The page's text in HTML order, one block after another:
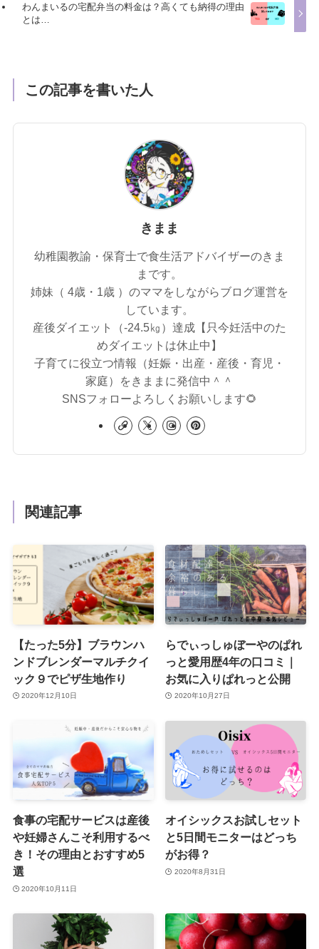
わんまいるの宅配弁当の料金は？高くても納得の理由
とは…
この記事を書いた人
きまま
幼稚園教諭・保育士で食生活アドバイザーのきま
まです。
姉妹（ 4歳・1歳 ）のママをしながらブログ運営を
しています。
産後ダイエット（‐24.5㎏）達成【只今妊活中のた
めダイエットは休止中】
子育てに役立つ情報（妊娠・出産・産後・育児・
家庭）をきままに発信中＾＾
SNSフォローよろしくお願いします🌻
関連記事
【たった5分】ブラウンハ
ンドブレンダーマルチクイ
ック９でピザ生地作り
2020年12月10日
らでぃっしゅぼーやのぱれ
っと愛用歴4年の口コミ｜
お気に入りぱれっと公開
2020年10月27日
食事の宅配サービスは産後
や妊婦さんこそ利用するべ
き！その理由とおすすめ5
選
2020年10月11日
オイシックスお試しセット
と5日間モニターはどっち
がお得？
2020年8月31日